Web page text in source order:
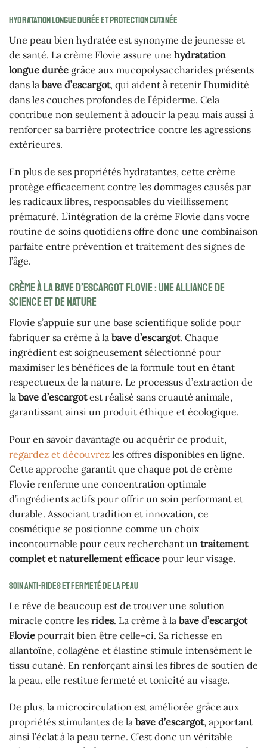
Hydratation longue durée et protection cutanée
Une peau bien hydratée est synonyme de jeunesse et
de santé. La crème Flovie assure une hydratation
longue durée grâce aux mucopolysaccharides présents
dans la bave d’escargot, qui aident à retenir l’humidité
dans les couches profondes de l’épiderme. Cela
contribue non seulement à adoucir la peau mais aussi à
renforcer sa barrière protectrice contre les agressions
extérieures.
En plus de ses propriétés hydratantes, cette crème
protège efficacement contre les dommages causés par
les radicaux libres, responsables du vieillissement
prématuré. L’intégration de la crème Flovie dans votre
routine de soins quotidiens offre donc une combinaison
parfaite entre prévention et traitement des signes de
l’âge.
Crème à la bave d’escargot Flovie : une alliance de
science et de nature
Flovie s’appuie sur une base scientifique solide pour
fabriquer sa crème à la bave d’escargot. Chaque
ingrédient est soigneusement sélectionné pour
maximiser les bénéfices de la formule tout en étant
respectueux de la nature. Le processus d’extraction de
la bave d’escargotest réalisé sans cruauté animale,
garantissant ainsi un produit éthique et écologique.
Pour en savoir davantage ou acquérir ce produit,
regardez et découvrez les offres disponibles en ligne.
Cette approche garantit que chaque pot de crème
Flovie renferme une concentration optimale
d’ingrédients actifs pour offrir un soin performant et
durable. Associant tradition et innovation, ce
cosmétique se positionne comme un choix
incontournable pour ceux recherchant un traitement
complet et naturellement efficace pour leur visage.
Soin anti-rides et fermeté de la peau
Le rêve de beaucoup est de trouver une solution
miracle contre les rides. La crème à la bave d’escargot
Flovie pourrait bien être celle-ci. Sa richesse en
allantoïne, collagène et élastine stimule intensément le
tissu cutané. En renforçant ainsi les fibres de soutien de
la peau, elle restitue fermeté et tonicité au visage.
De plus, la microcirculation est améliorée grâce aux
propriétés stimulantes de la bave d’escargot, apportant
ainsi l’éclat à la peau terne. C’est donc un véritable